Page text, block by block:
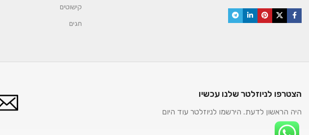
קישוטים
חגים
הצטרפו לניוזלטר שלנו עכשיו
היה הראשון לדעת. הירשמו לניוזלטר עוד היום